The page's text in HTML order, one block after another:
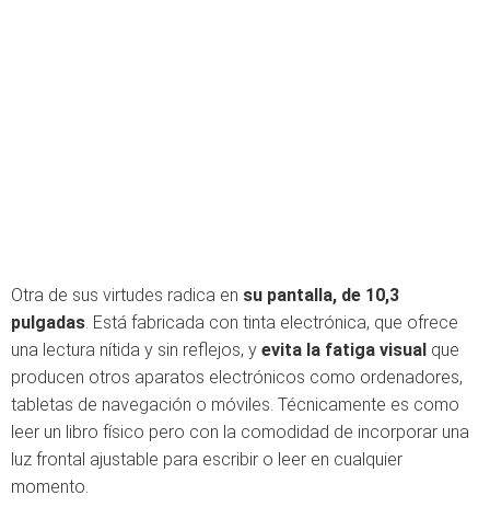
Otra de sus virtudes radica en su pantalla, de 10,3
pulgadas. Está fabricada con tinta electrónica, que ofrece
una lectura nítida y sin reflejos, y evita la fatiga visual que
producen otros aparatos electrónicos como ordenadores,
tabletas de navegación o móviles. Técnicamente es como
leer un libro físico pero con la comodidad de incorporar una
luz frontal ajustable para escribir o leer en cualquier
momento.